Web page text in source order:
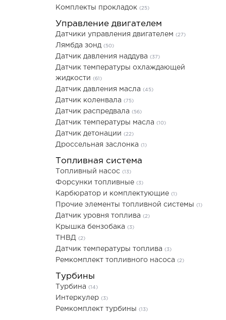
Комплекты прокладок (25)
Управление двигателем
Датчики управления двигателем (27)
Лямбда зонд (50)
Датчик давления наддува (37)
Датчик температуры охлаждающей
жидкости (61)
Датчик давления масла (45)
Датчик коленвала (75)
Датчик распредвала (56)
Датчик температуры масла (10)
Датчик детонации (22)
Дроссельная заслонка (1)
Топливная система
Топливный насос (13)
Форсунки топливные (3)
Карбюратор и комплектующие (1)
Прочие элементы топливной системы (1)
Датчик уровня топлива (2)
Крышка бензобака (3)
ТНВД (2)
Датчик температуры топлива (3)
Ремкомплект топливного насоса (2)
Турбины
Турбина (14)
Интеркулер (3)
Ремкомплект турбины (13)